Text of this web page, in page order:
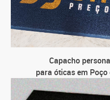
Capacho
para óticas em